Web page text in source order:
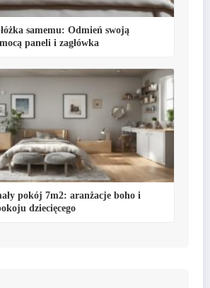
samemu: Odmień swoją
paneli i zagłówka
pokój 7m2: aranżacje boho i
dziecięcego